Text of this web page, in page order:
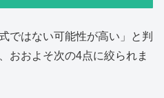
ではない可能性が高い」と判
おおよそ次の4点に絞られま